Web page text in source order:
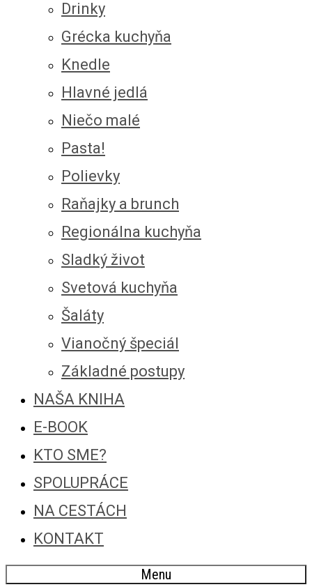
Drinky
Grécka kuchyňa
Knedle
Hlavné jedlá
Niečo malé
Pasta!
Polievky
Raňajky a brunch
Regionálna kuchyňa
Sladký život
Svetová kuchyňa
Šaláty
Vianočný špeciál
Základné postupy
NAŠA KNIHA
E-BOOK
KTO SME?
SPOLUPRÁCE
NA CESTÁCH
KONTAKT
Menu